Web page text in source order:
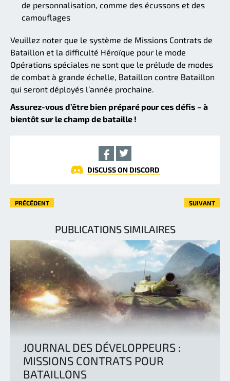
de personnalisation, comme des écussons et des
camouflages
Veuillez noter que le système de Missions Contrats de
Bataillon et la difficulté Héroïque pour le mode
Opérations spéciales ne sont que le prélude de modes
de combat à grande échelle, Bataillon contre Bataillon
qui seront déployés l’année prochaine.
Assurez-vous d’être bien préparé pour ces défis – à
bientôt sur le champ de bataille !
DISCUSS ON DISCORD
PRÉCÉDENT SUIVANT
PUBLICATIONS SIMILAIRES
JOURNAL DES DÉVELOPPEURS :
MISSIONS CONTRATS POUR
BATAILLONS